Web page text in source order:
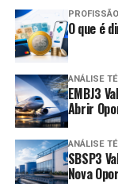
O que é
ANÁLISE
EMBJ3
Abrir
ANÁLISE
SBSP3
Nova